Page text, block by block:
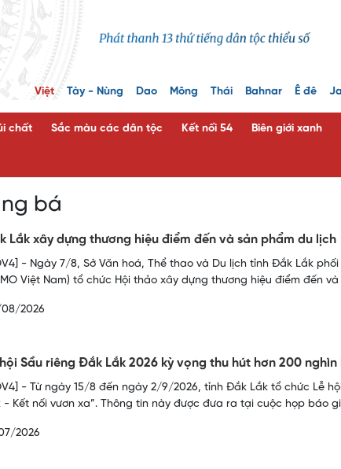
Việt Tày - Nùng Dao Mông Thái Bahnar Ê đê
chất Sắc màu các dân tộc Kết nối 54 Biên giới xanh
bá
Lắk xây dựng thương hiệu điểm đến và sản phẩm du lịch
- Ngày 7/8, Sở Văn hoá, Thể thao và Du lịch tỉnh Đắk Lắk
Việt Nam) tổ chức Hội thảo xây dựng thương hiệu điểm đến
2026
hội Sầu riêng Đắk Lắk 2026 kỳ vọng thu hút hơn 200
- Từ ngày 15/8 đến ngày 2/9/2026, tỉnh Đắk Lắk tổ chức Lễ
- Kết nối vươn xa”. Thông tin này được đưa ra tại cuộc họp báo
2026